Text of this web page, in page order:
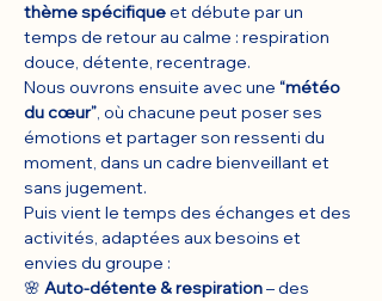
thème spécifique et débute par un
temps de retour au calme : respiration
douce, détente, recentrage.
Nous ouvrons ensuite avec une “météo
du cœur”, où chacune peut poser ses
émotions et partager son ressenti du
moment, dans un cadre bienveillant et
sans jugement.
Puis vient le temps des échanges et des
activités, adaptées aux besoins et
envies du groupe :
🌸 Auto-détente & respiration – des